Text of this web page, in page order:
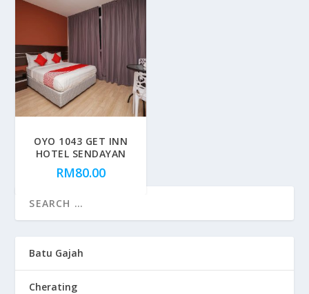
OYO 1043 GET INN
HOTEL SENDAYAN
RM80.00
Batu Gajah
Cherating